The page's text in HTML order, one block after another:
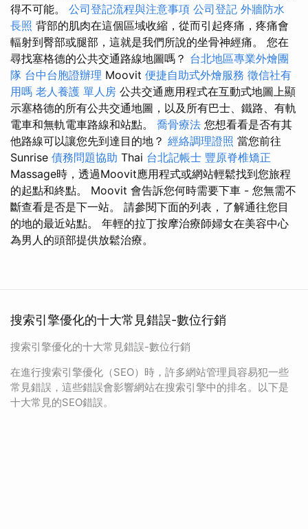
得不可能。 公司登記流程與注意事項 公司登記 外牆防水
長照 背部的肌肉在這個區域收縮，從而引起疼痛，疼痛會
輻射到臀部或腿部，這就是我們所說的坐骨神經痛。 您在
尋找塞格德的公共交通路線地圖嗎？ 台北地區專業外燴團
隊 台中台胞證辦理 Moovit 便捷自助式外燴服務 徵信社有
用嗎 老人養護 單人房 公共交通應用程式在互動式地圖上顯
示塞格德的所有公共交通地圖，以及所有巴士、鐵路、有軌
電車和無軌電車路線和站點。 喬骨療法 您想看看是否有其
他路線可以讓您先到達目的地？ 經絡調理證照 當您前往
Sunrise 債務問題協助 Thai 台北記帳士 豐原脊椎矯正
Massage時，透過Moovit應用程式或網站輕鬆找到您旅程
的起點和終點。 Moovit 會告訴您何時需要下車 - 您無需不
斷查看是否是下一站。 請參閱下面的列表，了解通往您目
的地的最近站點。 年輕的拉丁按摩治療師婦女在美容中心
為男人的頭部提供放鬆治療。
搜索引擎優化的十大常見錯誤-數位行銷
搜索引擎優化的十大常見錯誤-數位行銷
在進行搜索引擎優化（SEO）時，許多網站管理員容易犯一些
常見錯誤，這些錯誤會影響網站在搜索引擎中的排名。以下是
十大常見的SEO錯誤。